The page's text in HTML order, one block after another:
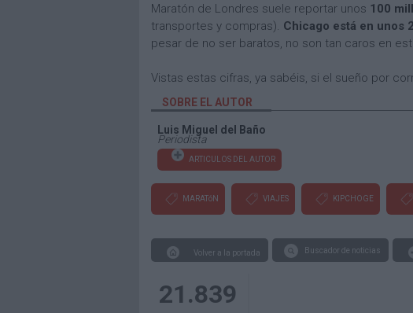
Maratón de Londres suele reportar unos 100
transportes y compras). Chicago está en unos
pesar de no ser baratos, no son tan caros en
Vistas estas cifras, ya sabéis, si el sueño por
SOBRE EL AUTOR
Luis Miguel del Baño
Periodista
ARTICULOS DEL AUTOR
MARATóN VIAJES KIPCHOGE
Volver a la portada Buscador de noticias
21.839